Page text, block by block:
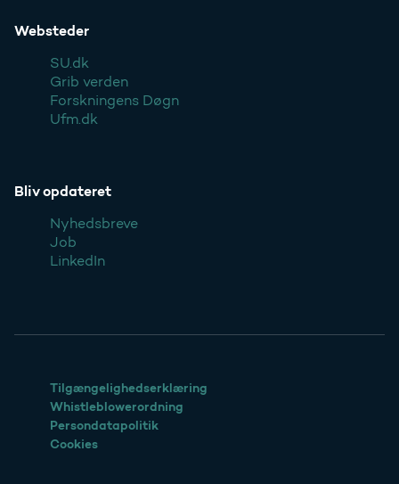
Websteder
SU.dk
Grib verden
Forskningens Døgn
Ufm.dk
Bliv opdateret
Nyhedsbreve
Job
LinkedIn
Tilgængelighedserklæring
Whistleblowerordning
Persondatapolitik
Cookies